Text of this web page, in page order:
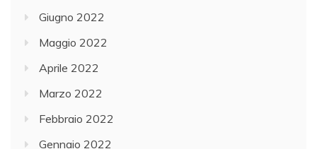
Giugno 2022
Maggio 2022
Aprile 2022
Marzo 2022
Febbraio 2022
Gennaio 2022